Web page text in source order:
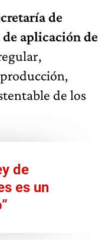
de
aplicación de
de los
de
es un